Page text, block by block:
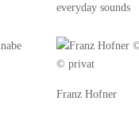
everyday sounds
© privat
Franz Hofner